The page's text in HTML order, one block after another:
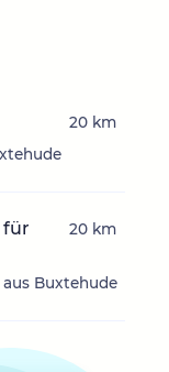
20 km
für
aus Buxtehude
20 km